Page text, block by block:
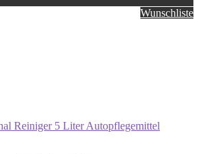
Wunschliste